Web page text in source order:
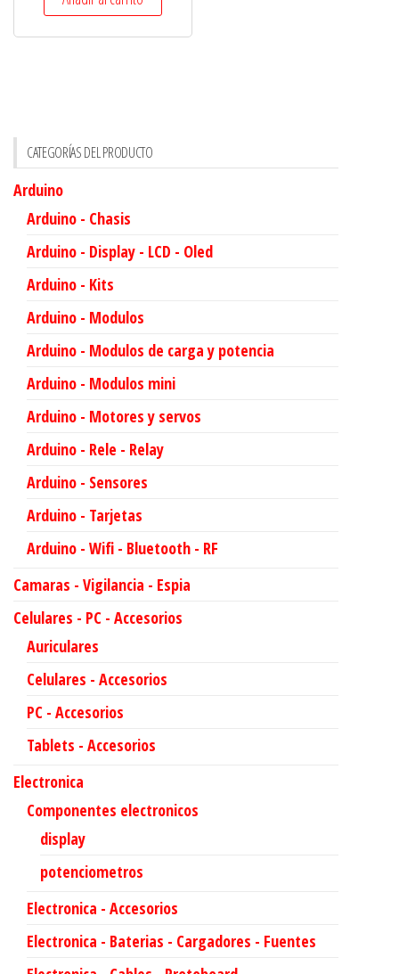
CATEGORÍAS DEL PRODUCTO
Arduino
Arduino - Chasis
Arduino - Display - LCD - Oled
Arduino - Kits
Arduino - Modulos
Arduino - Modulos de carga y potencia
Arduino - Modulos mini
Arduino - Motores y servos
Arduino - Rele - Relay
Arduino - Sensores
Arduino - Tarjetas
Arduino - Wifi - Bluetooth - RF
Camaras - Vigilancia - Espia
Celulares - PC - Accesorios
Auriculares
Celulares - Accesorios
PC - Accesorios
Tablets - Accesorios
Electronica
Componentes electronicos
display
potenciometros
Electronica - Accesorios
Electronica - Baterias - Cargadores - Fuentes